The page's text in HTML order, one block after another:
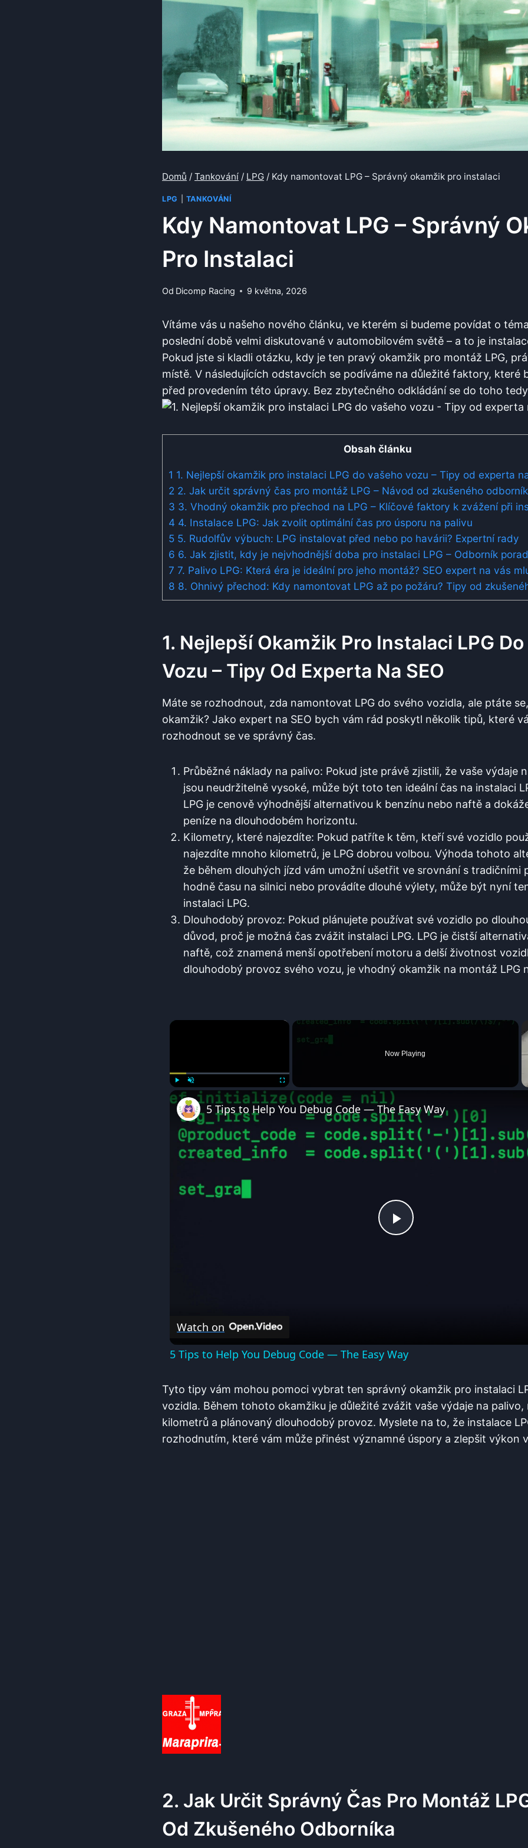
Domů / Tankování / LPG / Kdy namontovat LPG – Správný okamžik pro instalaci
LPG TANKOVÁNÍ
Kdy Namontovat LPG – Správný
Pro Instalaci
Od Dicomp Racing 9 května, 2026
Vítáme vás u našeho nového článku, ve kterém si budeme povídat o
poslední době velmi diskutované v automobilovém světě – a to je
Pokud jste si kladli otázku, kdy je ten pravý okamžik pro montáž LPG,
místě. V následujících odstavcích se podíváme na důležité faktory, které
před provedením této úpravy. Bez zbytečného odkládání se do toho
Obsah článku
1 1. Nejlepší okamžik pro instalaci LPG do vašeho vozu – Tipy od experta
2 2. Jak určit správný čas pro montáž LPG – Návod od zkušeného
3 3. Vhodný okamžik pro přechod na LPG – Klíčové faktory k zvážení při
4 4. Instalace LPG: Jak zvolit optimální čas pro úsporu na palivu
5 5. Rudolfův výbuch: LPG instalovat před nebo po havárii? Expertní rady
6 6. Jak zjistit, kdy je nejvhodnější doba pro instalaci LPG – Odborník
7 7. Palivo LPG: Která éra je ideální pro jeho montáž? SEO expert na vás
8 8. Ohnivý přechod: Kdy namontovat LPG až po požáru? Tipy od
1. Nejlepší Okamžik Pro Instalaci LPG
Vozu – Tipy Od Experta Na SEO
Máte se rozhodnout, zda namontovat LPG do svého vozidla, ale ptáte
okamžik? Jako expert na SEO bych vám rád poskytl několik tipů, které
rozhodnout se ve správný čas.
Průběžné náklady na palivo: Pokud jste právě zjistili, že vaše výdaje
jsou neudržitelně vysoké, může být toto ten ideální čas na instalaci
LPG je cenově výhodnější alternativou k benzínu nebo naftě a
peníze na dlouhodobém horizontu.
Kilometry, které najezdíte: Pokud patříte k těm, kteří své vozidlo
najezdíte mnoho kilometrů, je LPG dobrou volbou. Výhoda tohoto
že během dlouhých jízd vám umožní ušetřit ve srovnání s tradičními
hodně času na silnici nebo provádíte dlouhé výlety, může být nyní
instalaci LPG.
Dlouhodobý provoz: Pokud plánujete používat své vozidlo po
důvod, proč je možná čas zvážit instalaci LPG. LPG je čistší
naftě, což znamená menší opotřebení motoru a delší životnost
dlouhodobý provoz svého vozu, je vhodný okamžik na montáž LPG
×
Play Unmute Fullscreen
Now Playing
Play
5 Tips to Help You Debug Code — The Easy Way
Watch on
5 Tips to Help You Debug Code — The Easy Way
Tyto tipy vám mohou pomoci vybrat ten správný okamžik pro instalaci
vozidla. Během tohoto okamžiku je důležité zvážit vaše výdaje na
kilometrů a plánovaný dlouhodobý provoz. Myslete na to, že instalace
rozhodnutím, které vám může přinést významné úspory a zlepšit výkon
2. Jak Určit Správný Čas Pro Montáž
Od Zkušeného Odborníka